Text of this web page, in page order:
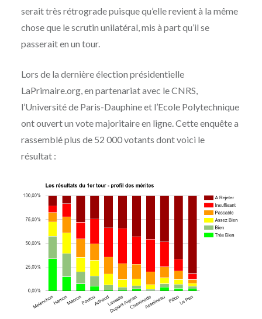
serait très rétrograde puisque qu’elle revient à la même
chose que le scrutin unilatéral, mis à part qu’il se
passerait en un tour.
Lors de la dernière élection présidentielle
LaPrimaire.org, en partenariat avec le CNRS,
l’Université de Paris-Dauphine et l’Ecole Polytechnique
ont ouvert un vote majoritaire en ligne. Cette enquête a
rassemblé plus de 52 000 votants dont voici le
résultat :